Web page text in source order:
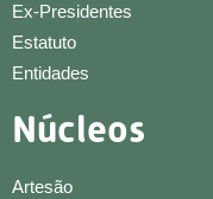
Ex-Presidentes
Estatuto
Entidades
Núcleos
Artesão